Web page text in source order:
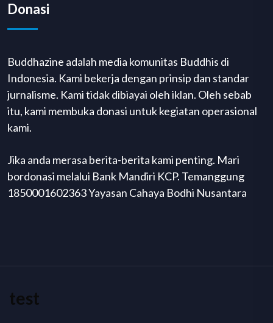
Donasi
Buddhazine adalah media komunitas Buddhis di
Indonesia. Kami bekerja dengan prinsip dan standar
jurnalisme. Kami tidak dibiayai oleh iklan. Oleh sebab
itu, kami membuka donasi untuk kegiatan operasional
kami.
Jika anda merasa berita-berita kami penting. Mari
bordonasi melalui Bank Mandiri KCP. Temanggung
1850001602363 Yayasan Cahaya Bodhi Nusantara
test